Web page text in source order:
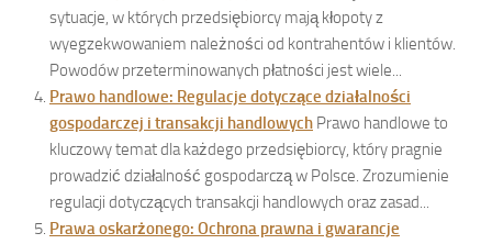
sytuacje, w których przedsiębiorcy mają kłopoty z
wyegzekwowaniem należności od kontrahentów i klientów.
Powodów przeterminowanych płatności jest wiele...
Prawo handlowe: Regulacje dotyczące działalności
gospodarczej i transakcji handlowych Prawo handlowe to
kluczowy temat dla każdego przedsiębiorcy, który pragnie
prowadzić działalność gospodarczą w Polsce. Zrozumienie
regulacji dotyczących transakcji handlowych oraz zasad...
Prawa oskarżonego: Ochrona prawna i gwarancje